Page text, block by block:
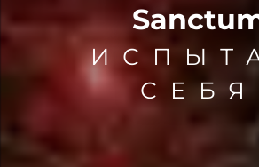
СЕБЯ